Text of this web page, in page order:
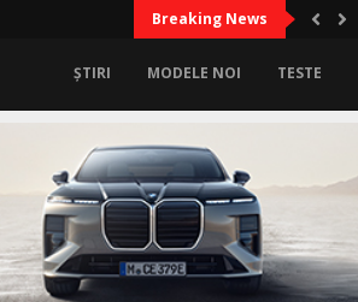
Breaking News
ȘTIRI MODELE NOI TESTE